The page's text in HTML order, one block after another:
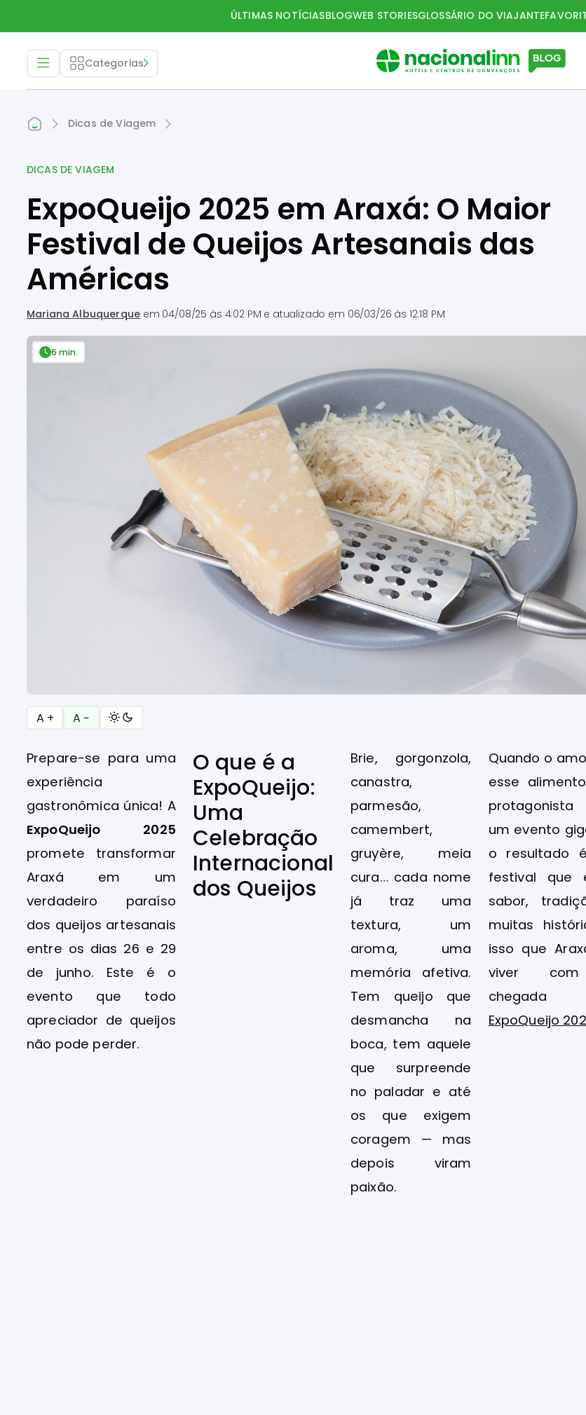
ÚLTIMAS NOTÍCIASBLOGWEB STORIESGLOSSÁRIO DO VIAJANTE
Categorias
Dicas de Viagem
DICAS DE VIAGEM
ExpoQueijo 2025 em Araxá: O Maior
Festival de Queijos Artesanais das
Américas
Mariana Albuquerque em 04/08/25 às 4:02 PM e atualizado em 06/03/26 às 12:18 PM
6 min.
A + A −
Prepare-se para uma
experiência
gastronômica única! A
ExpoQueijo 2025
promete transformar
Araxá em um
verdadeiro paraíso
dos queijos artesanais
entre os dias 26 e 29
de junho. Este é o
evento que todo
apreciador de queijos
não pode perder.
O que é a
ExpoQueijo:
Uma
Celebração
Internacional
dos Queijos
Brie, gorgonzola,
canastra,
parmesão,
camembert,
gruyère, meia
cura… cada nome
já traz uma
textura, um
aroma, uma
memória afetiva.
Tem queijo que
desmancha na
boca, tem aquele
que surpreende
no paladar e até
os que exigem
coragem — mas
depois viram
paixão.
Quando o
esse
um evento
o resultado
festival que
sabor,
muitas
isso que
viver
ExpoQueijo